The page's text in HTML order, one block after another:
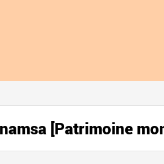
[Patrimoine